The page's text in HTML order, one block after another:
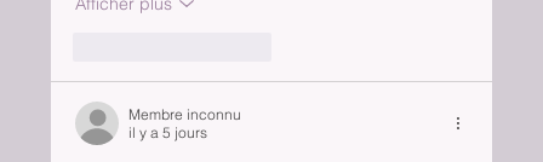
Membre inconnu
il y a 5 jours